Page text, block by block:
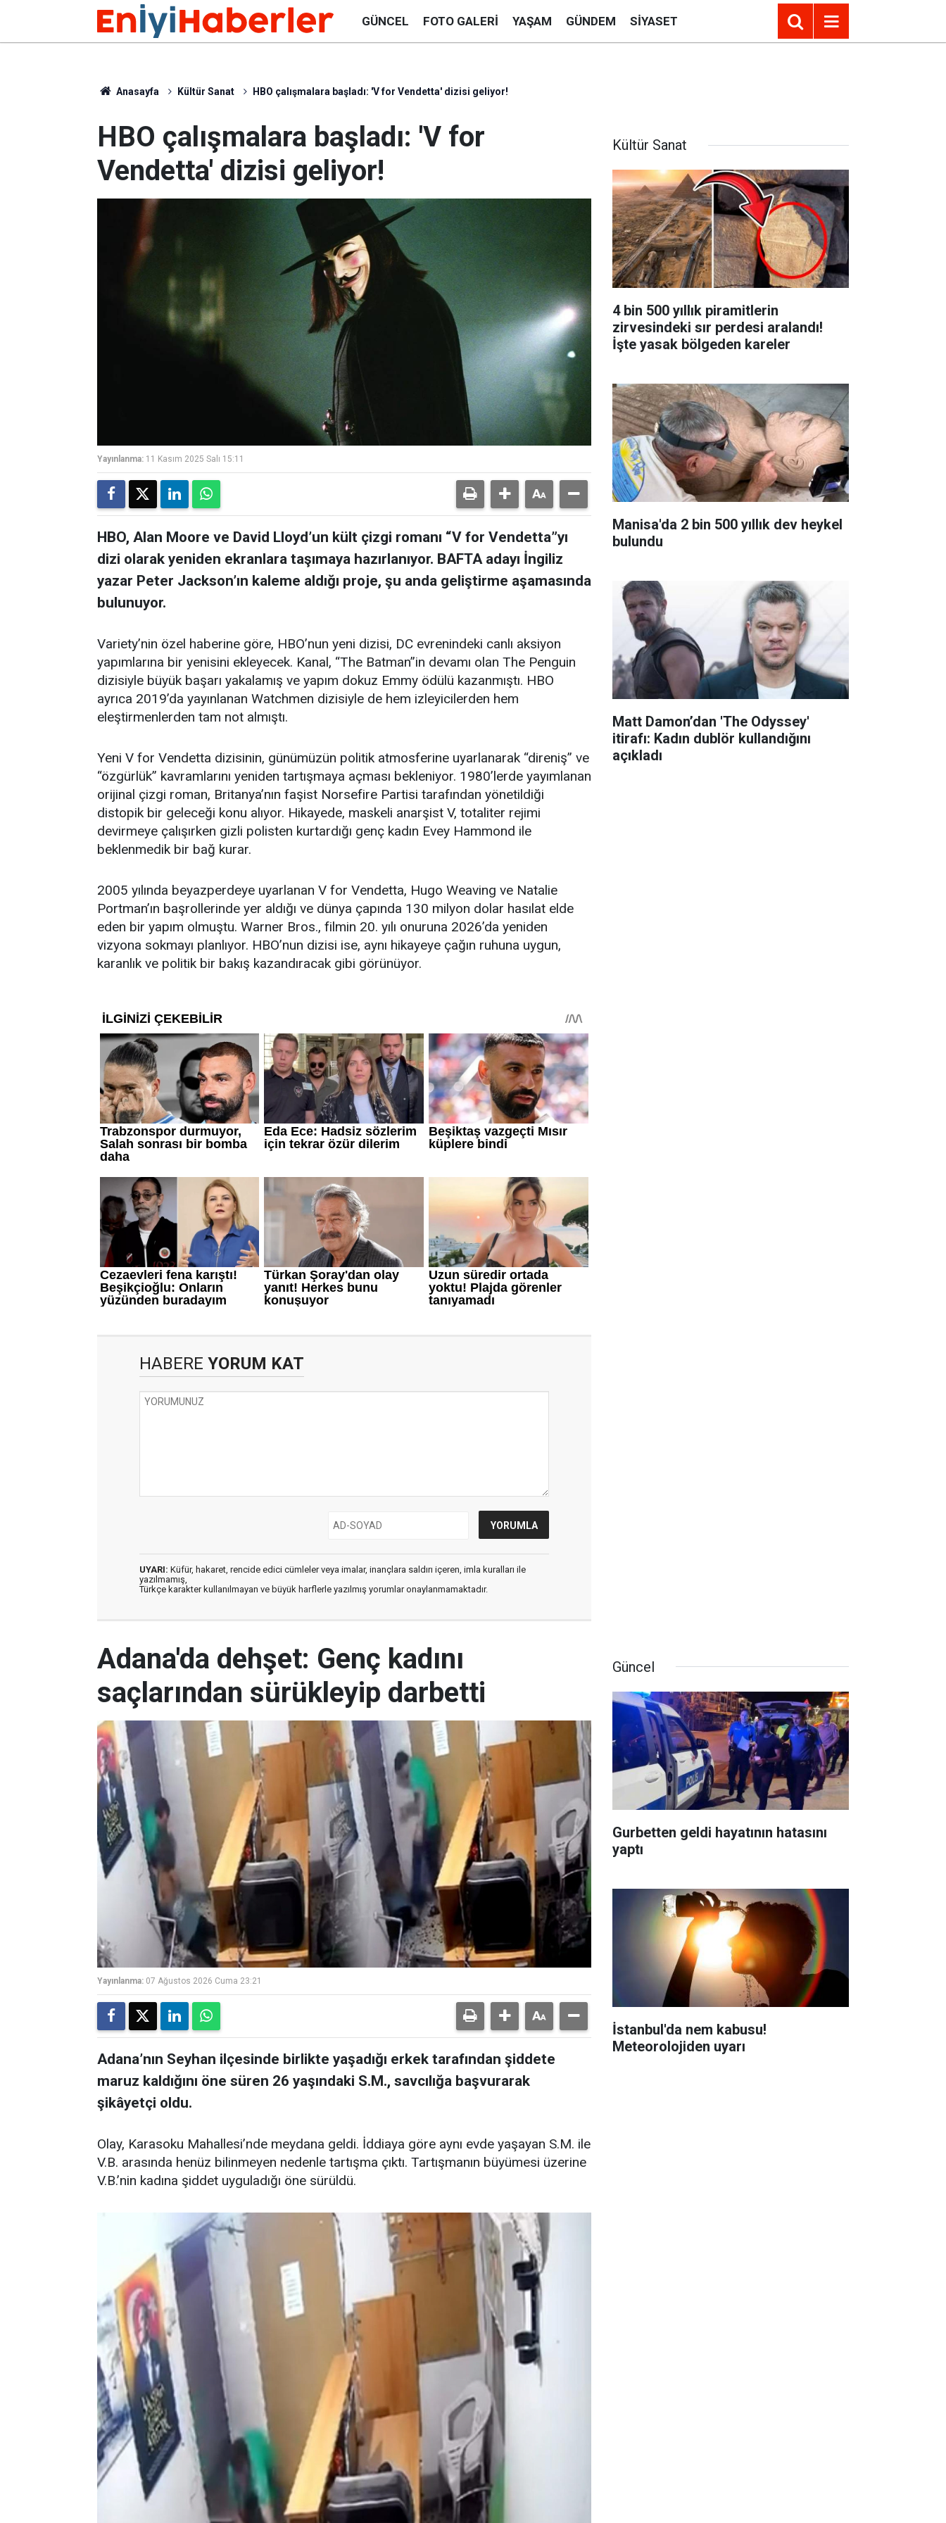
GÜNCEL FOTO GALERI YAŞAM GÜNDEM SIYASET
Anasayfa Kültür Sanat HBO çalışmalara başladı: 'V for Vendetta' dizisi geliyor!
HBO çalışmalara başladı: 'V for
Vendetta' dizisi geliyor!
Yayınlanma: 11 Kasım 2025 Salı 15:11
HBO, Alan Moore ve David Lloyd’un kült çizgi romanı “V for Vendetta”yı
dizi olarak yeniden ekranlara taşımaya hazırlanıyor. BAFTA adayı İngiliz
yazar Peter Jackson’ın kaleme aldığı proje, şu anda geliştirme aşamasında
bulunuyor.
Variety’nin özel haberine göre, HBO’nun yeni dizisi, DC evrenindeki canlı aksiyon
yapımlarına bir yenisini ekleyecek. Kanal, “The Batman”in devamı olan The Penguin
dizisiyle büyük başarı yakalamış ve yapım dokuz Emmy ödülü kazanmıştı. HBO
ayrıca 2019’da yayınlanan Watchmen dizisiyle de hem izleyicilerden hem
eleştirmenlerden tam not almıştı.
Yeni V for Vendetta dizisinin, günümüzün politik atmosferine uyarlanarak “direniş” ve
“özgürlük” kavramlarını yeniden tartışmaya açması bekleniyor. 1980’lerde yayımlanan
orijinal çizgi roman, Britanya’nın faşist Norsefire Partisi tarafından yönetildiği
distopik bir geleceği konu alıyor. Hikayede, maskeli anarşist V, totaliter rejimi
devirmeye çalışırken gizli polisten kurtardığı genç kadın Evey Hammond ile
beklenmedik bir bağ kurar.
2005 yılında beyazperdeye uyarlanan V for Vendetta, Hugo Weaving ve Natalie
Portman’ın başrollerinde yer aldığı ve dünya çapında 130 milyon dolar hasılat elde
eden bir yapım olmuştu. Warner Bros., filmin 20. yılı onuruna 2026’da yeniden
vizyona sokmayı planlıyor. HBO’nun dizisi ise, aynı hikayeye çağın ruhuna uygun,
karanlık ve politik bir bakış kazandıracak gibi görünüyor.
HABERE YORUM KAT
UYARI: Küfür, hakaret, rencide edici cümleler veya imalar, inançlara saldırı içeren, imla kuralları ile
yazılmamış,
Türkçe karakter kullanılmayan ve büyük harflerle yazılmış yorumlar onaylanmamaktadır.
Kültür Sanat
4 bin 500 yıllık piramitlerin
zirvesindeki sır perdesi aralandı!
İşte yasak bölgeden kareler
Manisa'da 2 bin 500 yıllık dev heykel
bulundu
Matt Damon’dan 'The Odyssey'
itirafı: Kadın dublör kullandığını
açıkladı
Adana'da dehşet: Genç kadını
saçlarından sürükleyip darbetti
Yayınlanma: 07 Ağustos 2026 Cuma 23:21
Adana’nın Seyhan ilçesinde birlikte yaşadığı erkek tarafından şiddete
maruz kaldığını öne süren 26 yaşındaki S.M., savcılığa başvurarak
şikâyetçi oldu.
Olay, Karasoku Mahallesi’nde meydana geldi. İddiaya göre aynı evde yaşayan S.M. ile
V.B. arasında henüz bilinmeyen nedenle tartışma çıktı. Tartışmanın büyümesi üzerine
V.B.’nin kadına şiddet uyguladığı öne sürüldü.
Güncel
Gurbetten geldi hayatının hatasını
yaptı
İstanbul'da nem kabusu!
Meteorolojiden uyarı